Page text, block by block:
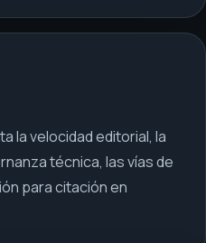
la velocidad editorial, la
técnica, las vías de
para citación en